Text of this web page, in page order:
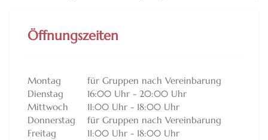
Öffnungszeiten
Montag
für Gruppen nach Vereinbarung
Dienstag
16:00 Uhr - 20:00 Uhr
Mittwoch
11:00 Uhr - 18:00 Uhr
Donnerstag
für Gruppen nach Vereinbarung
Freitag
11:00 Uhr - 18:00 Uhr